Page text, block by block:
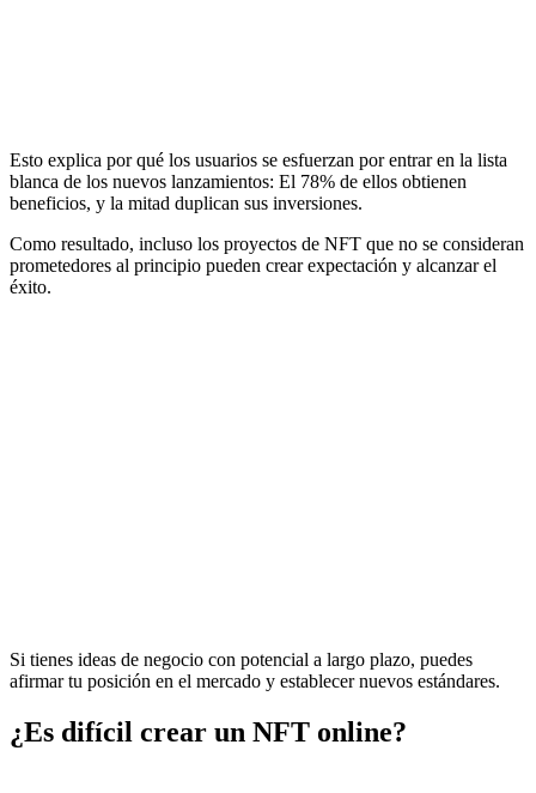
Esto explica por qué los usuarios se esfuerzan por entrar en la lista
blanca de los nuevos lanzamientos: El 78% de ellos obtienen
beneficios, y la mitad duplican sus inversiones.
Como resultado, incluso los proyectos de NFT que no se consideran
prometedores al principio pueden crear expectación y alcanzar el
éxito.
Si tienes ideas de negocio con potencial a largo plazo, puedes
afirmar tu posición en el mercado y establecer nuevos estándares.
¿Es difícil crear un NFT online?